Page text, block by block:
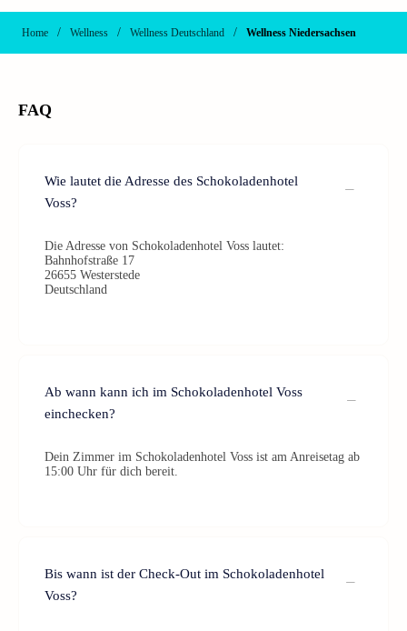
Home / Wellness / Wellness Deutschland / Wellness Niedersachsen
FAQ
Wie lautet die Adresse des Schokoladenhotel
Voss?
Die Adresse von Schokoladenhotel Voss lautet:
Bahnhofstraße 17
26655 Westerstede
Deutschland
Ab wann kann ich im Schokoladenhotel Voss
einchecken?
Dein Zimmer im Schokoladenhotel Voss ist am Anreisetag ab
15:00 Uhr für dich bereit.
Bis wann ist der Check-Out im Schokoladenhotel
Voss?